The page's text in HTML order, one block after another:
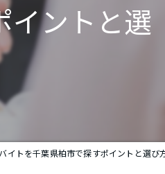
し
イントと選
イトを千葉県柏市で探すポイントと選び